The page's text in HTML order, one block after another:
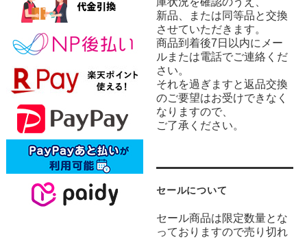
新品、または同等品と交換
させていただきます。
商品到着後7日以内にメー
ルまたは電話でご連絡くだ
さい。
それを過ぎますと返品交換
のご要望はお受けできなく
なりますので、
ご了承ください。
セールについて
セール商品は限定数量とな
っておりますので売り切れ